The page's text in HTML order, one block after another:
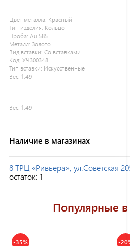
Цвет металла: Красный
Тип изделия: Кольцо
Проба: Au 585
Металл: Золото
Вид вставки: Со вставками
Код: УЧ300348
Тип вставки: Искусственные
Вес: 1.49
Вес: 1.49
Наличие в магазинах
8 ТРЦ «Ривьера», ул.Советская
остаток: 1
Популярные в
-35% -